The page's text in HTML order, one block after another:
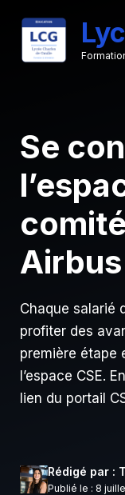
contenu
Se
Chaque salarié
profiter des
première étape
l’espace CSE.
lien du portail
Rédigé par :
Publié le : 8